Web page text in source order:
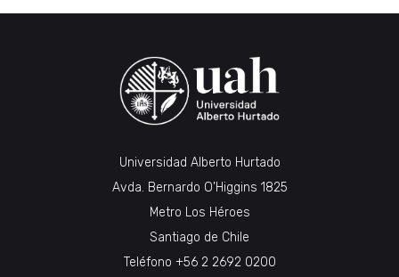
Universidad Alberto Hurtado
Avda. Bernardo O’Higgins 1825
Metro Los Héroes
Santiago de Chile
Teléfono +56 2 2692 0200